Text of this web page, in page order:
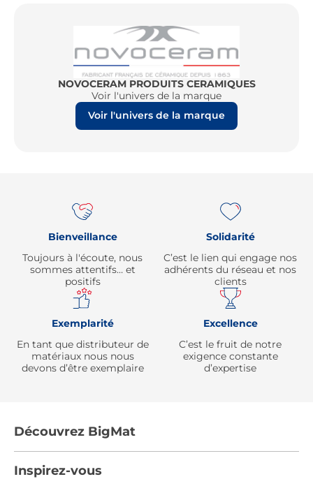
NOVOCERAM PRODUITS CERAMIQUES
Voir l'univers de la marque
Voir l'univers de la marque
Bienveillance
Toujours à l'écoute, nous
sommes attentifs… et
positifs
Solidarité
C’est le lien qui engage nos
adhérents du réseau et nos
clients
Exemplarité
En tant que distributeur de
matériaux nous nous
devons d’être exemplaire
Excellence
C’est le fruit de notre
exigence constante
d’expertise
Découvrez BigMat
Inspirez-vous